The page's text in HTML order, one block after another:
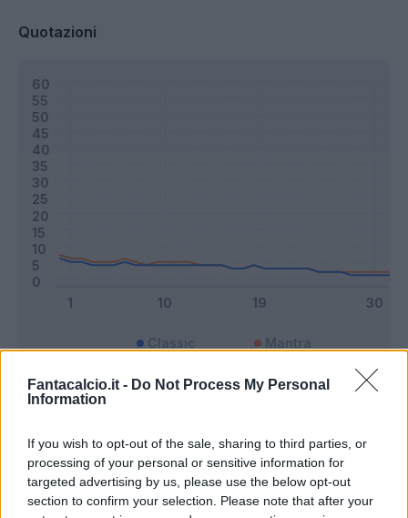
Fantacalcio.it - Do Not Process My Personal
Information
If you wish to opt-out of the sale, sharing to third parties, or
processing of your personal or sensitive information for
targeted advertising by us, please use the below opt-out
section to confirm your selection. Please note that after your
Quotazioni
Classic Mantra
Riepilogo stagione
Titolare
Entrato 3 - 7
Squalificato